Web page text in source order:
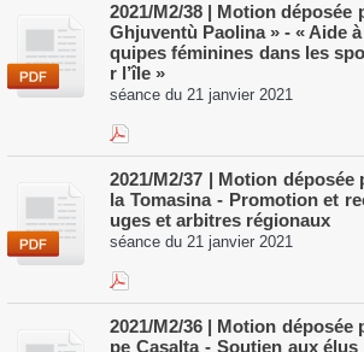
2021/M2/38 | Motion déposée
Ghjuventù Paolina » - « Aide
quipes féminines dans les
r l’île »
séance du 21 janvier 2021
2021/M2/37 | Motion déposée
la Tomasina - Promotion et
uges et arbitres régionaux
séance du 21 janvier 2021
2021/M2/36 | Motion déposée
pe Casalta - Soutien aux